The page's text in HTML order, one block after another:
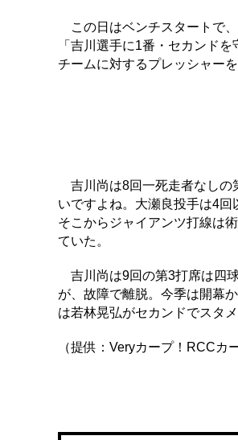
この日はベンチスタートで
「吉川選手に1番・セカンド
チームに対するプレッシャー
吉川尚は8回一死走者なしの
いですよね。大瀬良投手は4
そこからジャイアンツ打線は
ていた。
吉川尚は9回の第3打席は四
が、故障で離脱。今季は開幕
は若林晃弘がセカンドでスタ
（提供：Veryカープ！RCCカ